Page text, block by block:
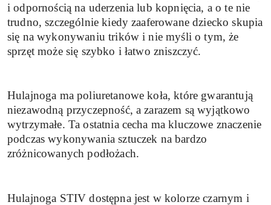
i odpornością na uderzenia lub kopnięcia, a o te nie
trudno, szczególnie kiedy zaaferowane dziecko skupia
się na wykonywaniu trików i nie myśli o tym, że
sprzęt może się szybko i łatwo zniszczyć.
Hulajnoga ma poliuretanowe koła, które gwarantują
niezawodną przyczepność, a zarazem są wyjątkowo
wytrzymałe. Ta ostatnia cecha ma kluczowe znaczenie
podczas wykonywania sztuczek na bardzo
zróżnicowanych podłożach.
Hulajnoga STIV dostępna jest w kolorze czarnym i